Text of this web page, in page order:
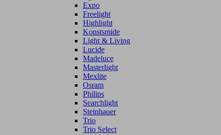
Expo
Freelight
Highlight
Konstsmide
Light & Living
Lucide
Madeluce
Masterlight
Mexlite
Osram
Philips
Searchlight
Steinhauer
Trio
Trio Select